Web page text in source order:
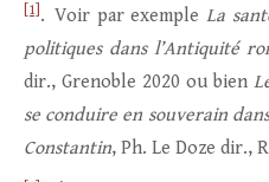
[1] . Voir par exemple La
politiques dans l’Antiquité
dir., Grenoble 2020 ou bien
se conduire en souverain
Constantin, Ph. Le Doze dir.,